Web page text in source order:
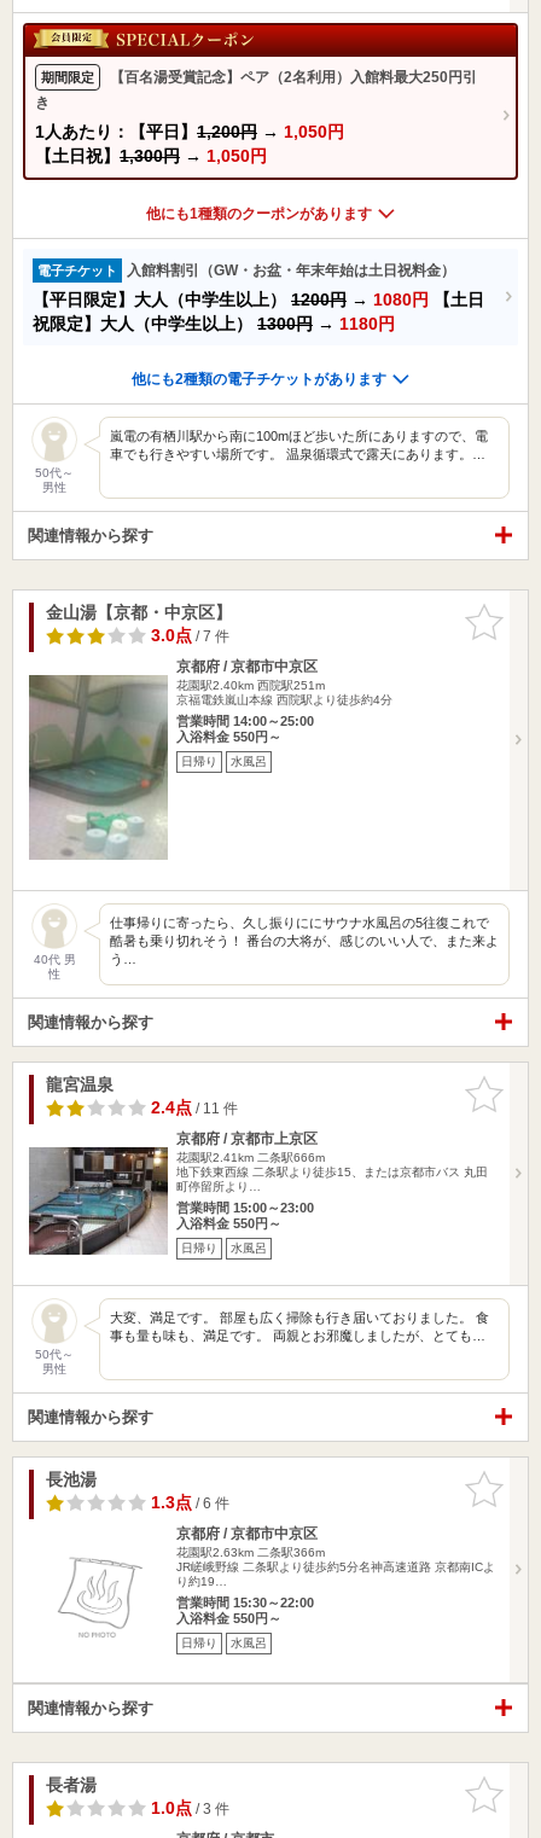
期間限定
【百名湯受賞記念】ペア（2名利用）入館料最大250円引
き
1人あたり：【平日】 1,200円 → 1,050円
【土日祝】 1,300円 → 1,050円
他にも1種類のクーポンがあります
電子チケット 入館料割引（GW・お盆・年末年始は土日祝料金）
【平日限定】大人（中学生以上） 1200円 → 1080円
【土日
祝限定】大人（中学生以上） 1300円 → 1180円
他にも2種類の電子チケットがあります
50代～
男性
嵐電の有栖川駅から南に100mほど歩いた所にありますので、電
車でも行きやすい場所です。 温泉循環式で露天にあります。…
関連情報から探す
お気に入
りに追加
金山湯【京都・中京区】
3.0点/ 7 件
京都府 / 京都市中京区
花園駅2.40km 西院駅251m
京福電鉄嵐山本線 西院駅より徒歩約4分
営業時間 14:00～25:00
入浴料金 550円～
日帰り 水風呂
40代 男
性
仕事帰りに寄ったら、久し振りににサウナ水風呂の5往復これで
酷暑も乗り切れそう！ 番台の大将が、感じのいい人で、また来よ
う…
関連情報から探す
お気に入
りに追加
龍宮温泉
2.4点/ 11 件
京都府 / 京都市上京区
花園駅2.41km 二条駅666m
地下鉄東西線 二条駅より徒歩15、または京都市バス 丸田
町停留所より…
営業時間 15:00～23:00
入浴料金 550円～
日帰り 水風呂
50代～
男性
大変、満足です。 部屋も広く掃除も行き届いておりました。 食
事も量も味も、満足です。 両親とお邪魔しましたが、とても…
関連情報から探す
お気に入
りに追加
長池湯
1.3点/ 6 件
京都府 / 京都市中京区
花園駅2.63km 二条駅366m
JR嵯峨野線 二条駅より徒歩約5分名神高速道路 京都南ICよ
り約19…
営業時間 15:30～22:00
入浴料金 550円～
日帰り 水風呂
関連情報から探す
お気に入
りに追加
長者湯
1.0点/ 3 件